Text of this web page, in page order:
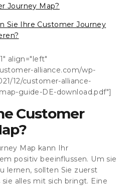
Journey Map?
Sie Ihre Customer Journey
align="left"
alliance.com/wp-
12/customer-alliance-
guide-DE-download.pdf"]
Customer
Map kann Ihr
positiv beeinflussen. Um sie
lernen, sollten Sie zuerst
sie alles mit sich bringt. Eine